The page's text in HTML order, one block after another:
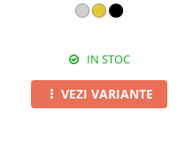
IN STOC
VEZI VARIANTE